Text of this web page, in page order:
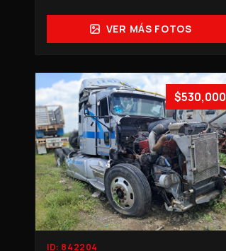
VER MÁS FOTOS
$530,000
ID: 842204